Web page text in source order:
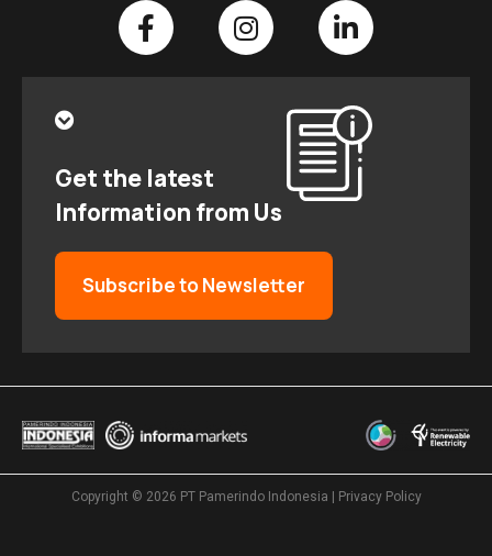
Get the latest
Information from Us
Subscribe to Newsletter
Copyright © 2026 PT Pamerindo Indonesia | Privacy Policy